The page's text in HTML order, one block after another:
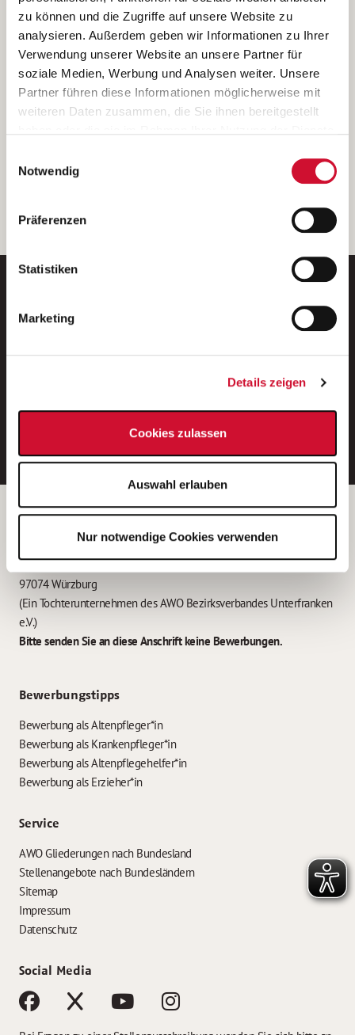
zu können und die Zugriffe auf unsere Website zu
analysieren. Außerdem geben wir Informationen zu Ihrer
Verwendung unserer Website an unsere Partner für
soziale Medien, Werbung und Analysen weiter. Unsere
Partner führen diese Informationen möglicherweise mit
weiteren Daten zusammen, die Sie ihnen bereitgestellt
Wenn Sie auf „Cookies zulassen“ klicken, so stimmen
Sie der Speicherung sämtlicher Cookies zu. Sie können
Ihre Einwilligung selbstverständlich jederzeit widerrufen,
indem Sie die Cookie-Einstellungen aufrufen und diese
unserer
Notwendig
Präferenzen
Statistiken
Marketing
Details zeigen
Cookies zulassen
Auswahl erlauben
Nur notwendige Cookies verwenden
verarbeitet, auf IT- Systemen der Garitz Bewirtschaftungsbetriebe
GmbH, Heinrich-von-Kleist-Straße 2, 97688 Bad Kissingen
(Betreiber) gespeichert und an die für das Stellenangebot
verantwortliche Stelle zur Kontaktaufnahme weitergegeben
werden.
Diese Einwilligungserklärung kann ich jederzeit gegenüber dem
Weitere Details können Sie der
entnehmen.
E-Mail-Adresse eintragen
Betreiber der Webseite
Garitz Bewirtschaftungsbetriebe GmbH
Kantstraße 45a
97074 Würzburg
(Ein Tochterunternehmen des AWO Bezirksverbandes Unterfranken
e.V.)
Bitte senden Sie an diese Anschrift keine Bewerbungen.
Bewerbungstipps
Bewerbung als Altenpfleger*in
Bewerbung als Krankenpfleger*in
Bewerbung als Altenpflegehelfer*in
Bewerbung als Erzieher*in
Service
AWO Gliederungen nach Bundesland
Stellenangebote nach Bundesländern
Sitemap
Impressum
Datenschutz
Social Media